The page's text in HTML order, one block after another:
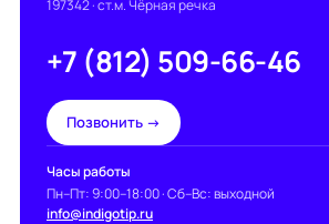
197342· ст.м. Чёрная речка
+7 (812) 509-66-46
Позвонить →
Часы работы
Пн–Пт: 9:00–18:00 · Сб–Вс: выходной
info@indigotip.ru